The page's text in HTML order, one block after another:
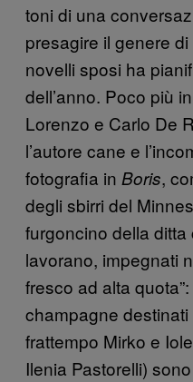
toni di una
presagire il genere
novelli sposi ha
dell’anno. Poco più
Lorenzo e Carlo De
l’autore cane e
fotografia in Boris,
degli sbirri del
furgoncino della
lavorano, impegnati
fresco ad alta
champagne
frattempo Mirko e
Ilenia Pastorelli)